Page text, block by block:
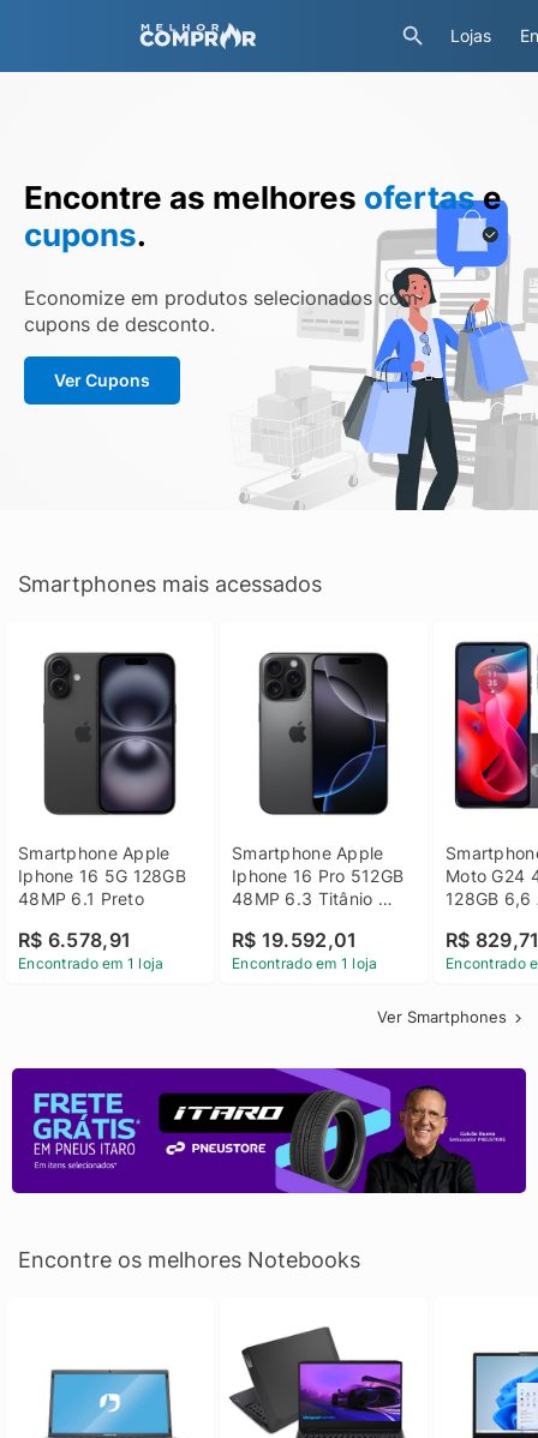
Lojas
Encontre as melhores ofertase
cupons.
Economize em produtos selecionados com
cupons de desconto.
Ver Cupons
Smartphones mais acessados
Smartphone Apple
Iphone 16 5G 128GB
48MP 6.1 Preto
R$ 6.578,91
Encontrado em 1 loja
Smartphone Apple
Iphone 16 Pro 512GB
48MP 6.3 Titânio
R$ 19.592,01
Encontrado em 1 loja
Moto G24
128GB 6,6
R$
Encontrado
Ver Smartphones
Encontre os melhores Notebooks